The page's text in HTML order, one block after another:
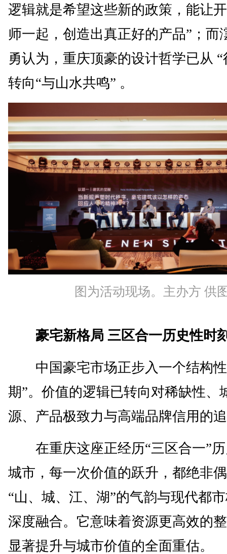
逻辑就是希望这些新的政策，能让
师一起，创造出真正好的产品”；而
勇认为，重庆顶豪的设计哲学已从 “
转向“与山水共鸣” 。
图为活动现场。主办方 供
豪宅新格局 三区合一历史性时
中国豪宅市场正步入一个结构性
期”。价值的逻辑已转向对稀缺性、
源、产品极致力与高端品牌信用的
在重庆这座正经历“三区合一”历
城市，每一次价值的跃升，都绝非
“山、城、江、湖”的气韵与现代都
深度融合。它意味着资源更高效的
显著提升与城市价值的全面重估。